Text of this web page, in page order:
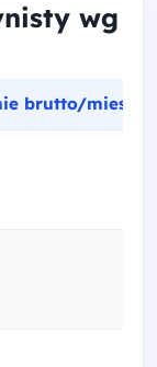
wg
brutto/mies.